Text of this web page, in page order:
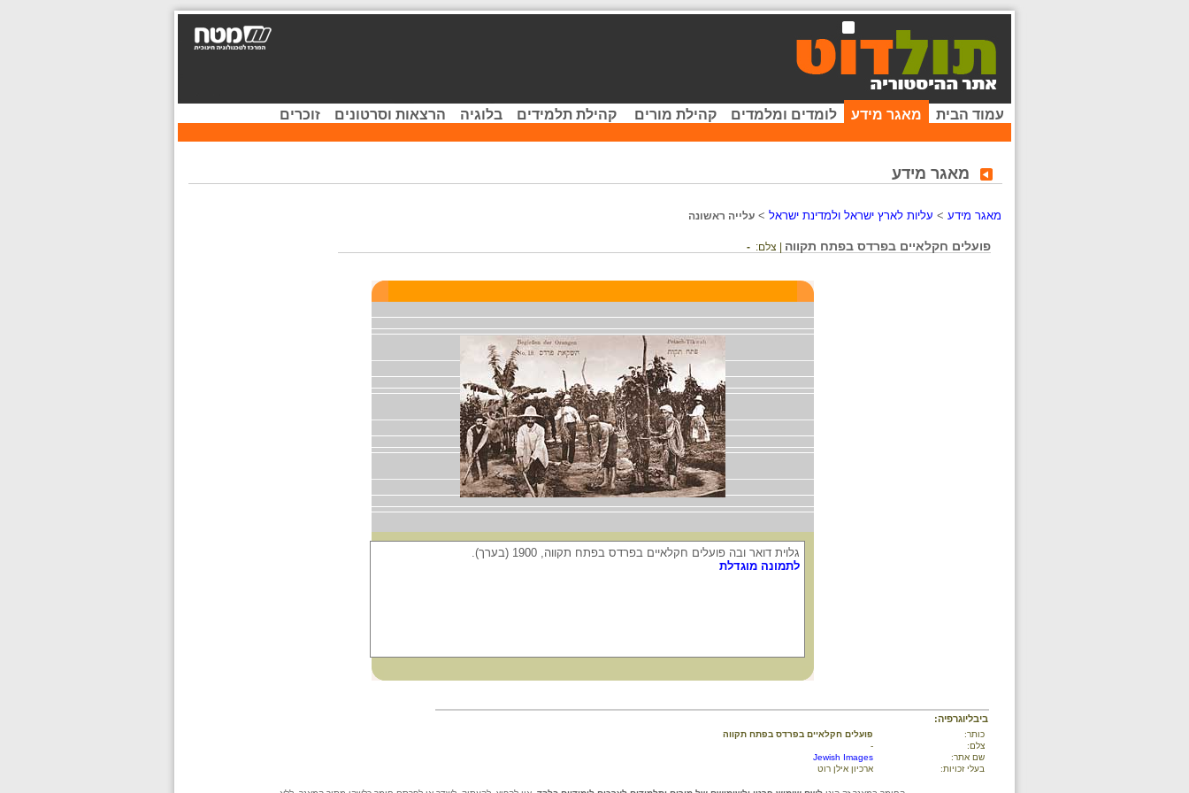
עמוד הבית מאגר מידע לומדים ומלמדים קהילת מורים קהילת תלמידים בלוגיה הרצאות וסרטונים זוכרים
מאגר מידע
מאגר מידע > עליות לארץ ישראל ולמדינת ישראל > עלייה ראשונה
פועלים חקלאיים בפרדס בפתח תקווה | צלם: -
גלוית דואר ובה פועלים חקלאיים בפרדס בפתח תקווה, 1900 (בערך).
לתמונה מוגדלת
ביבליוגרפיה:
כותר:
פועלים חקלאיים בפרדס בפתח תקווה
צלם:
-
שם אתר:
Jewish Images
בעלי זכויות:
ארכיון אילן רוט